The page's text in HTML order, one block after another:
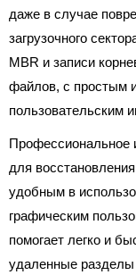
даже в случае
загрузочного
MBR и записи
файлов, с простым
пользовательским
Профессиональное
для
удобным в
графическим
помогает легко и
удаленные